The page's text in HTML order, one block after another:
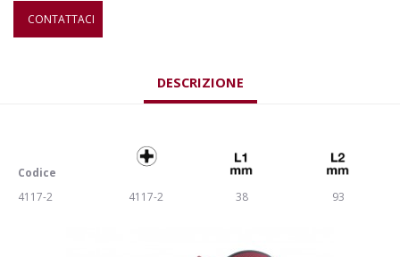
CONTATTACI
DESCRIZIONE
Codice
4117-2
4117-2 38 93